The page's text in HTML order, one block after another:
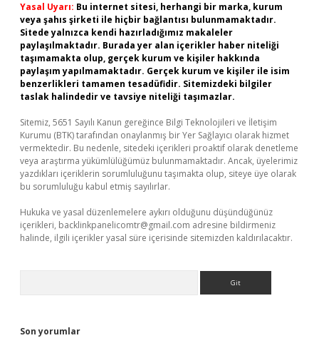
Yasal Uyarı: Bu internet sitesi, herhangi bir marka, kurum
veya şahıs şirketi ile hiçbir bağlantısı bulunmamaktadır.
Sitede yalnızca kendi hazırladığımız makaleler
paylaşılmaktadır. Burada yer alan içerikler haber niteliği
taşımamakta olup, gerçek kurum ve kişiler hakkında
paylaşım yapılmamaktadır. Gerçek kurum ve kişiler ile isim
benzerlikleri tamamen tesadüfidir. Sitemizdeki bilgiler
taslak halindedir ve tavsiye niteliği taşımazlar.
Sitemiz, 5651 Sayılı Kanun gereğince Bilgi Teknolojileri ve İletişim
Kurumu (BTK) tarafından onaylanmış bir Yer Sağlayıcı olarak hizmet
vermektedir. Bu nedenle, sitedeki içerikleri proaktif olarak denetleme
veya araştırma yükümlülüğümüz bulunmamaktadır. Ancak, üyelerimiz
yazdıkları içeriklerin sorumluluğunu taşımakta olup, siteye üye olarak
bu sorumluluğu kabul etmiş sayılırlar.
Hukuka ve yasal düzenlemelere aykırı olduğunu düşündüğünüz
içerikleri, backlinkpanelicomtr@gmail.com adresine bildirmeniz
halinde, ilgili içerikler yasal süre içerisinde sitemizden kaldırılacaktır.
Son yorumlar